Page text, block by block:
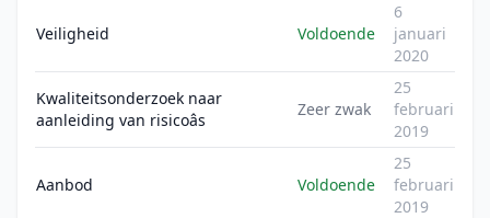
Veiligheid Voldoende
6
januari
2020
Kwaliteitsonderzoek naar
aanleiding van risicoâs
Zeer zwak
25
februari
2019
Aanbod Voldoende
25
februari
2019